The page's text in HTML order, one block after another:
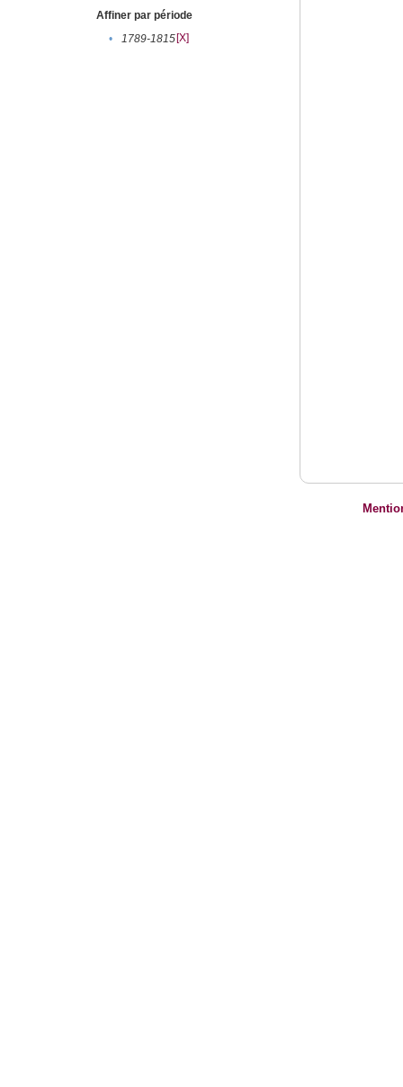
Affiner par période
•
1789-1815[X]